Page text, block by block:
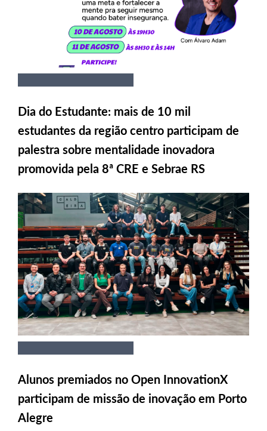
Dia do Estudante: mais de 10 mil
estudantes da região centro participam de
palestra sobre mentalidade inovadora
promovida pela 8ª CRE e Sebrae RS
Alunos premiados no Open InnovationX
participam de missão de inovação em Porto
Alegre